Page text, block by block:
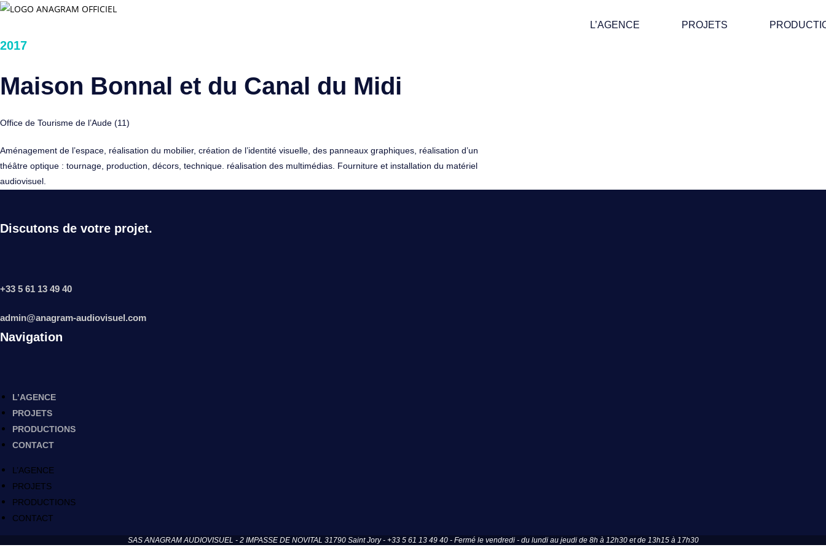
Skip
L’AGENCE PROJETS
2017
Maison Bonnal et du Canal du Midi
Office de Tourisme de l’Aude (11)
Aménagement de l’espace, réalisation du mobilier, création de l’identité visuelle, des panneaux graphiques, réalisation d’un
théâtre optique : tournage, production, décors, technique. réalisation des multimédias. Fourniture et installation du matériel
audiovisuel.
Discutons de votre projet.
+33 5 61 13 49 40
admin@anagram-audiovisuel.com
Navigation
L’AGENCE
PROJETS
PRODUCTIONS
CONTACT
L’AGENCE
PROJETS
PRODUCTIONS
CONTACT
SAS ANAGRAM AUDIOVISUEL - 2 IMPASSE DE NOVITAL 31790 Saint Jory - +33 5 61 13 49 40 - Fermé le vendredi - du lundi au jeudi de 8h à 12h30 et de 13h15 à 17h30